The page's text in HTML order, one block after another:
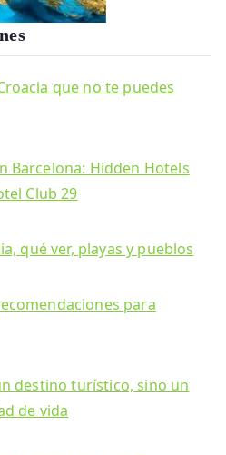
que no te puedes
Barcelona: Hidden Hotels
Club 29
qué ver, playas y pueblos
para
destino turístico, sino un
de vida